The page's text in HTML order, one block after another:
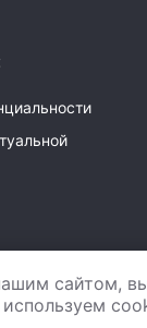
сайтом,
проезд 4,